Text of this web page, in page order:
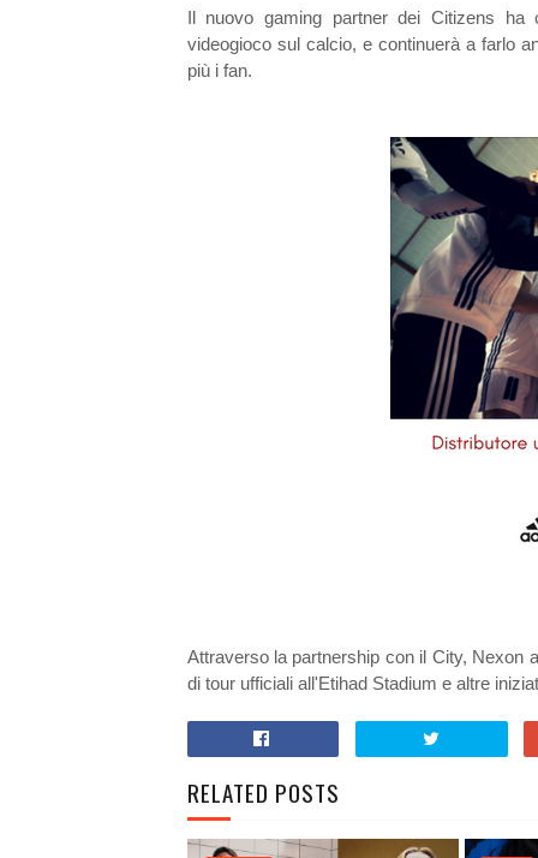
Il nuovo gaming partner dei Citizens ha
videogioco sul calcio, e continuerà a farlo
più i fan.
Attraverso la partnership con il City, Nexon
di tour ufficiali all'Etihad Stadium e altre
RELATED POSTS